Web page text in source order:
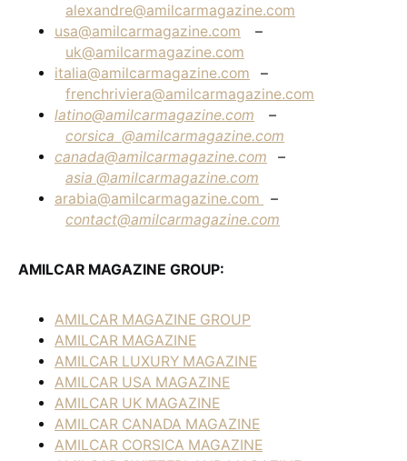
alexandre@amilcarmagazine.com
usa@amilcarmagazine.com –
uk@amilcarmagazine.com
italia@amilcarmagazine.com –
frenchriviera@amilcarmagazine.com
latino@amilcarmagazine.com –
corsica @amilcarmagazine.com
canada@amilcarmagazine.com –
asia @amilcarmagazine.com
arabia@amilcarmagazine.com
–
contact@amilcarmagazine.com
AMILCAR MAGAZINE GROUP:
AMILCAR MAGAZINE GROUP
AMILCAR MAGAZINE
AMILCAR LUXURY MAGAZINE
AMILCAR USA MAGAZINE
AMILCAR UK MAGAZINE
AMILCAR CANADA MAGAZINE
AMILCAR CORSICA MAGAZINE